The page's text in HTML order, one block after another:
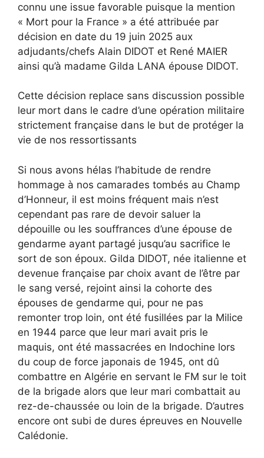
connu une issue favorable puisque la mention
« Mort pour la France » a été attribuée par
décision en date du 19 juin 2025 aux
adjudants/chefs Alain DIDOT et René MAIER
ainsi qu’à madame Gilda LANA épouse DIDOT.
Cette décision replace sans discussion possible
leur mort dans le cadre d’une opération militaire
strictement française dans le but de protéger la
vie de nos ressortissants
Si nous avons hélas l’habitude de rendre
hommage à nos camarades tombés au Champ
d’Honneur, il est moins fréquent mais n’est
cependant pas rare de devoir saluer la
dépouille ou les souffrances d’une épouse de
gendarme ayant partagé jusqu’au sacrifice le
sort de son époux. Gilda DIDOT, née italienne et
devenue française par choix avant de l’être par
le sang versé, rejoint ainsi la cohorte des
épouses de gendarme qui, pour ne pas
remonter trop loin, ont été fusillées par la Milice
en 1944 parce que leur mari avait pris le
maquis, ont été massacrées en Indochine lors
du coup de force japonais de 1945, ont dû
combattre en Algérie en servant le FM sur le toit
de la brigade alors que leur mari combattait au
rez-de-chaussée ou loin de la brigade. D’autres
encore ont subi de dures épreuves en Nouvelle
Calédonie.